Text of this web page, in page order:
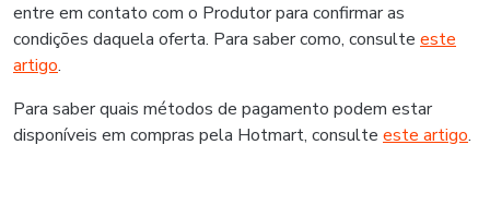
entre em contato com o Produtor para confirmar as
condições daquela oferta. Para saber como, consulte este
artigo.
Para saber quais métodos de pagamento podem estar
disponíveis em compras pela Hotmart, consulte este artigo.